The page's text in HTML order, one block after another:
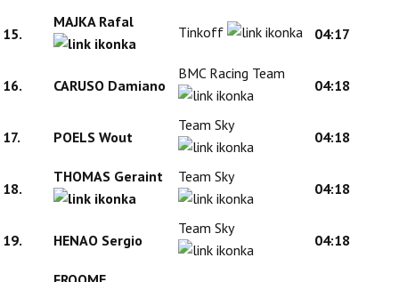
15.
MAJKA Rafal
Tinkoff 04:17
16. CARUSO Damiano
BMC Racing Team
04:18
17. POELS Wout
Team Sky
04:18
18.
THOMAS Geraint Team Sky
04:18
19. HENAO Sergio
Team Sky
04:18